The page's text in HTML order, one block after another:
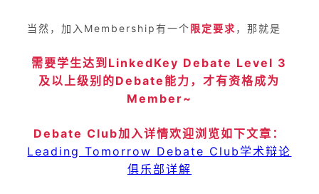
当然，加入Membership有一个限定要求 ，那就是
需要学生达到LinkedKey Debate Level 3
及以上级别的Debate能力，才有资格成为
Member~
Debate Club加入详情欢迎浏览如下文章：
Leading Tomorrow Debate Club学术辩论
俱乐部详解